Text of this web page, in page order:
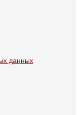
данных